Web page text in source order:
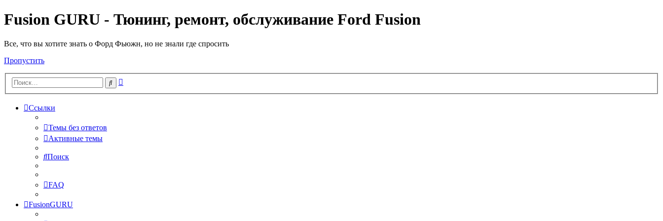
Fusion GURU - Тюнинг, ремонт, обслуживание Ford Fusion
Все, что вы хотите знать о Форд Фьюжн, но не знали где спросить
Пропустить
Поиск
Ссылки
Темы без ответов
Активные темы
Поиск
FAQ
FusionGURU